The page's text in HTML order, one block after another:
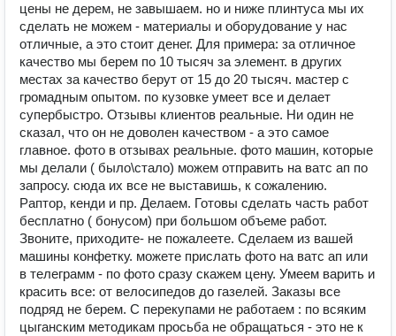
цены не дерем, не завышаем. но и ниже плинтуса мы их
сделать не можем - материалы и оборудование у нас
отличные, а это стоит денег. Для примера: за отличное
качество мы берем по 10 тысяч за элемент. в других
местах за качество берут от 15 до 20 тысяч. мастер с
громадным опытом. по кузовке умеет все и делает
супербыстро. Отзывы клиентов реальные. Ни один не
сказал, что он не доволен качеством - а это самое
главное. фото в отзывах реальные. фото машин, которые
мы делали ( было\стало) можем отправить на ватс ап по
запросу. сюда их все не выставишь, к сожалению.
Раптор, кенди и пр. Делаем. Готовы сделать часть работ
бесплатно ( бонусом) при большом объеме работ.
Звоните, приходите- не пожалеете. Сделаем из вашей
машины конфетку. можете прислать фото на ватс ап или
в телеграмм - по фото сразу скажем цену. Умеем варить и
красить все: от велосипедов до газелей. Заказы все
подряд не берем. С перекупами не работаем : по всяким
цыганским методикам просьба не обращаться - это не к